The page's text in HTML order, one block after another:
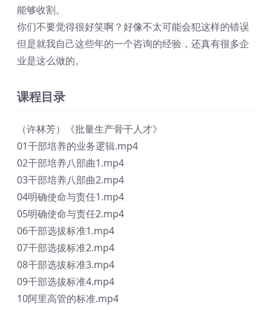
能够收割。
你们不要觉得很好笑啊？好像不太可能会犯这样的错误
但是就我自己这些年的一个咨询的经验，还真有很多企
业是这么做的。
课程目录
（许林芳）《批量生产骨干人才》
01干部培养的业务逻辑.mp4
02干部培养八部曲1.mp4
03干部培养八部曲2.mp4
04明确使命与责任1.mp4
05明确使命与责任2.mp4
06干部选拔标准1.mp4
07干部选拔标准2.mp4
08干部选拔标准3.mp4
09干部选拔标准4.mp4
10阿里高管的标准.mp4